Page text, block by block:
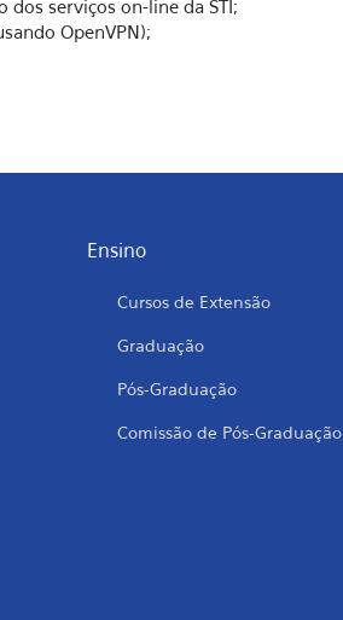
dos serviços on-line da STI;
OpenVPN);
Ensino
Cursos de Extensão
Graduação
Pós-Graduação
Comissão de Pós-Graduação